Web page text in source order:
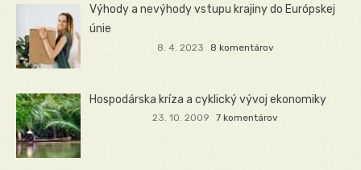
Výhody a nevýhody vstupu krajiny do Európskej
únie
8. 4. 2023 8 komentárov
Hospodárska kríza a cyklický vývoj ekonomiky
23. 10. 2009 7 komentárov